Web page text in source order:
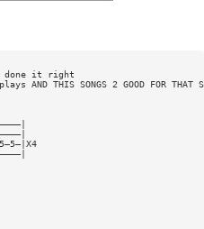
done it right
THIS SONGS 2 GOOD FOR THAT